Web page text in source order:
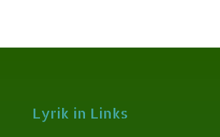
Lyrik in Links